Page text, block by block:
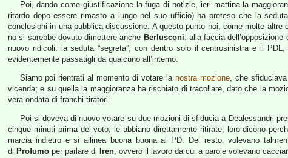
Poi, dando come giustificazione la fuga di notizie, ieri mattina la
ritardo dopo essere rimasto a lungo nel suo ufficio) ha preteso che la
conclusioni in una pubblica discussione. A questo punto noi, come molte altre
no si sarebbe dovuto dimettere anche Berlusconi: alla faccia
nuovo ridicoli: la seduta “segreta”, con dentro solo il centrosinistra e il
evidentemente passatigli da qualcuno all’interno.
Siamo poi rientrati al momento di votare la nostra mozione, che
vicenda; e su quella la maggioranza ha rischiato di tracollare, dato che la
vera ondata di franchi tiratori.
Poi si doveva di nuovo votare su due mozioni di sfiducia a Dealessandri
cinque minuti prima del voto, le abbiano direttamente ritirate; loro dicono
marcia indietro e si allinea buona buona al PD. Del resto, volevano
di Profumo per parlare di Iren, ovvero il lavoro da cui a parole volevano